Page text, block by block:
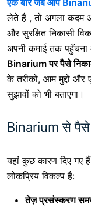
एक बार जब आप
लेते हैं , तो अगला कदम
और सुरक्षित निकासी
अपनी कमाई तक
Binarium पर पैसे
के तरीकों, आम मुद्दों
सुझावों को भी बताएगा।
Binarium से पैसे
यहां कुछ कारण दिए गए
लोकप्रिय विकल्प है:
तेज़ प्रसंस्करण